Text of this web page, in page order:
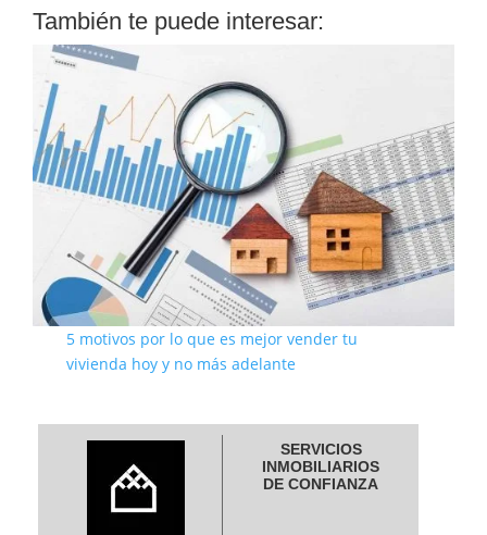
También te puede interesar:
5 motivos por lo que es mejor vender tu
vivienda hoy y no más adelante
SERVICIOS
INMOBILIARIOS
DE CONFIANZA